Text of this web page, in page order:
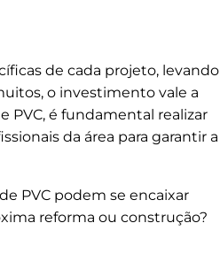
de cada projeto, levando
o investimento vale a
PVC, é fundamental realizar
da área para garantir a
PVC podem se encaixar
reforma ou construção?